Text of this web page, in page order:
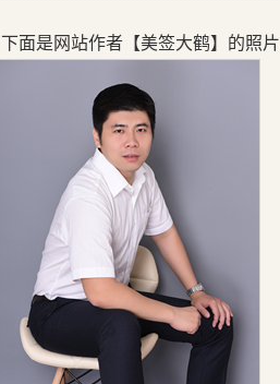
下面是网站作者【美签大鹤】的照